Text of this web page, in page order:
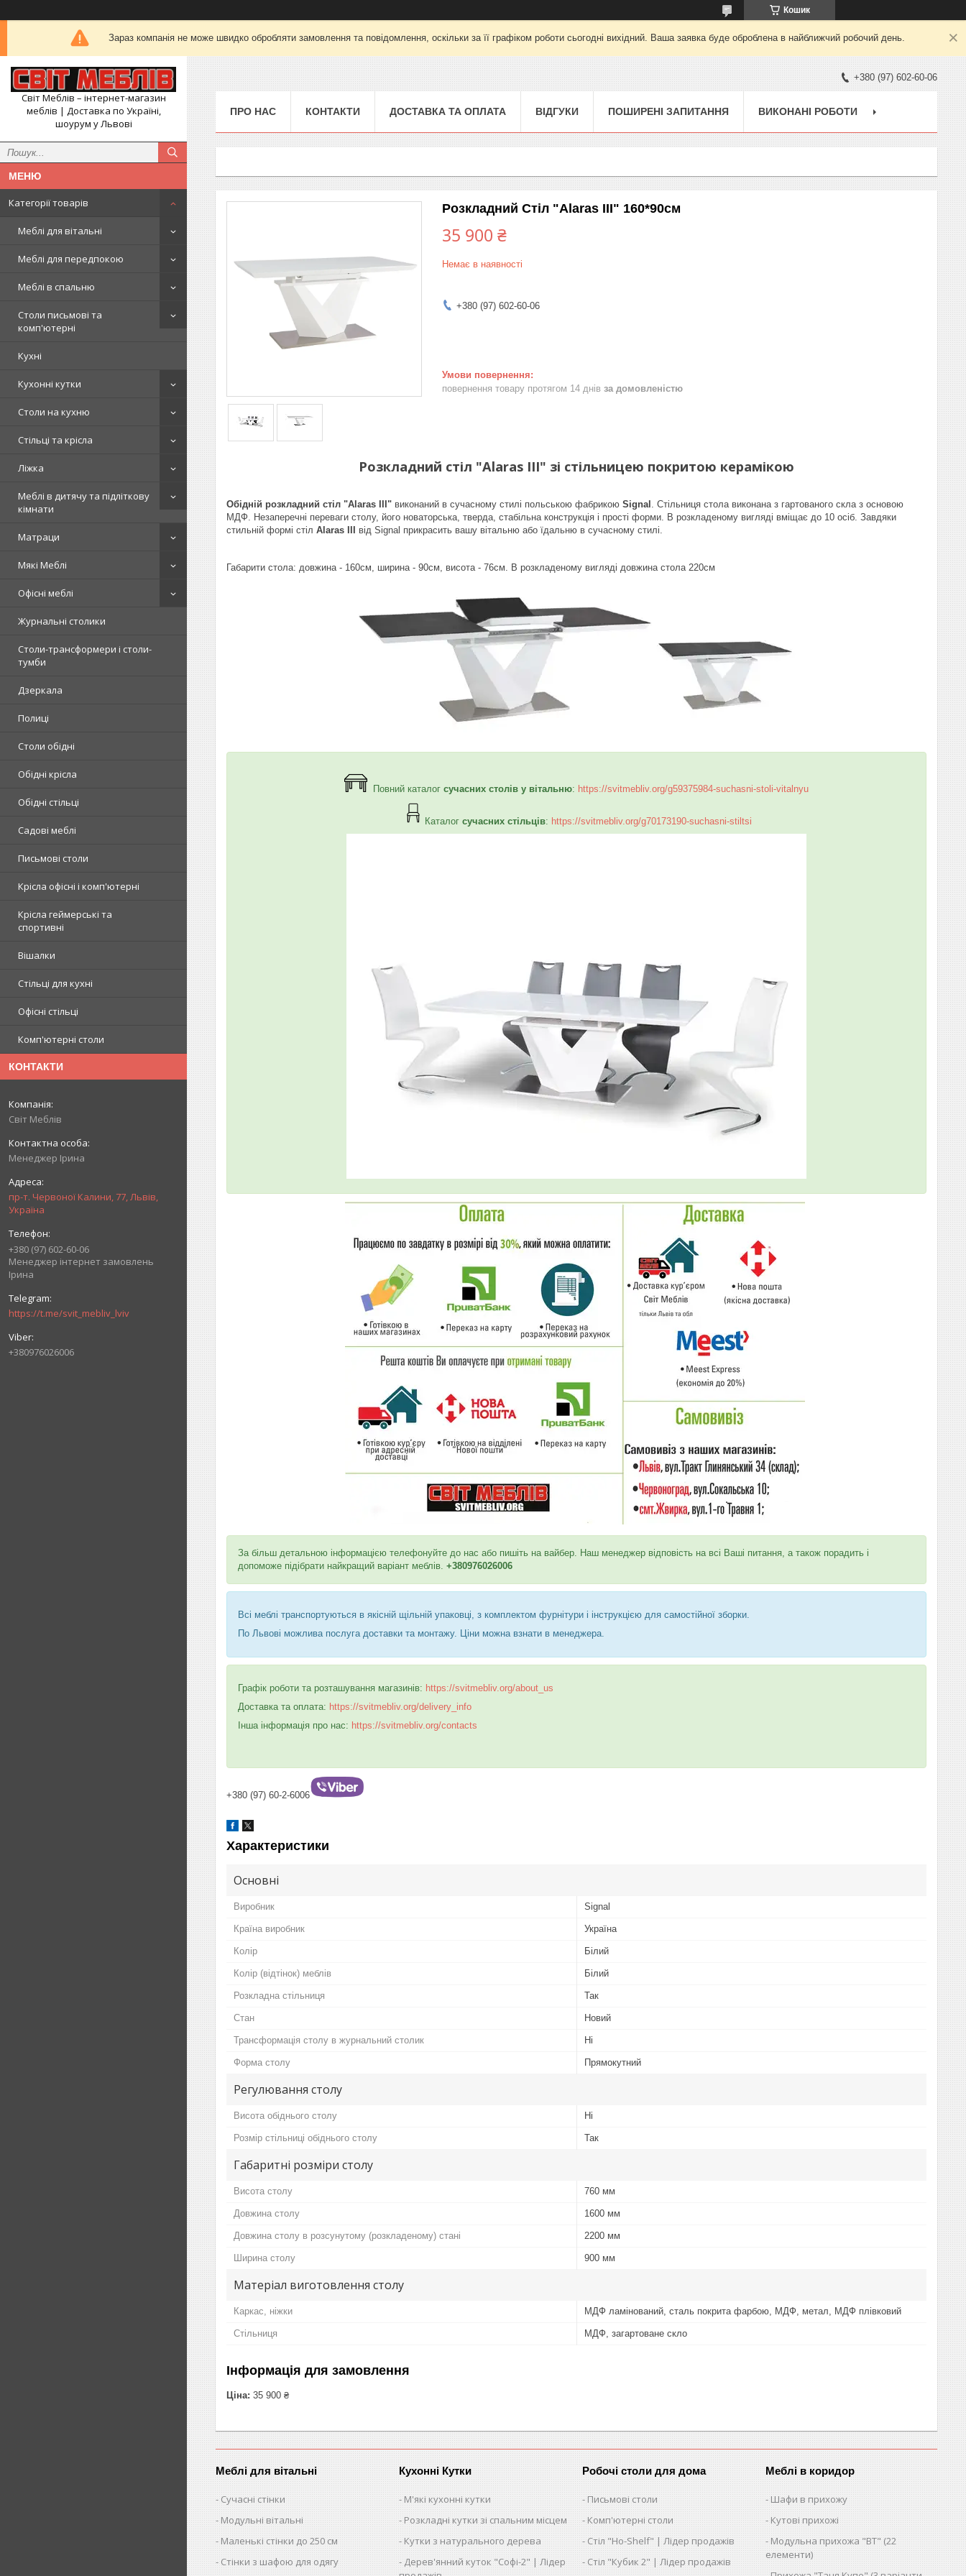
Кошик
Зараз компанія не може швидко обробляти замовлення та повідомлення, оскільки за її графіком роботи сьогодні вихідний. Ваша заявка буде оброблена в найближчий робочий день.
Світ Меблів – інтернет-магазин
меблів | Доставка по Україні,
шоурум у Львові
Категорії товарів
Меблі для вітальні
Меблі для передпокою
Меблі в спальню
Столи письмові та
комп'ютерні
Кухні
Кухонні кутки
Столи на кухню
Стільці та крісла
Ліжка
Меблі в дитячу та підліткову
кімнати
Матраци
Мякі Меблі
Офісні меблі
Журнальні столики
Столи-трансформери і столи-
тумби
Дзеркала
Полиці
Столи обідні
Обідні крісла
Обідні стільці
Садові меблі
Письмові столи
Крісла офісні і комп'ютерні
Крісла геймерські та
спортивні
Вішалки
Стільці для кухні
Офісні стільці
Комп'ютерні столи
КОНТАКТИ
Світ Меблів
Менеджер Ірина
пр-т. Червоної Калини, 77, Львів,
Україна
+380 (97) 602-60-06
Менеджер інтернет замовлень
Ірина
https://t.me/svit_mebliv_lviv
+380976026006
+380 (97) 602-60-06
ПРО НАС КОНТАКТИ ДОСТАВКА ТА ОПЛАТА ВІДГУКИ ПОШИРЕНІ ЗАПИТАННЯ ВИКОНАНІ РОБОТИ
Розкладний Стіл "Alaras III" 160*90см
35 900 ₴
Немає в наявності
+380 (97) 602-60-06
повернення товару протягом 14 днів за домовленістю
Розкладний стіл "Alaras III" зі стільницею покритою керамікою
Обідній розкладний стіл "Alaras III" виконаний в сучасному стилі польською фабрикою Signal
. Стільниця стола виконана з гартованого скла з основою
МДФ. Незаперечні переваги столу, його новаторська, тверда, стабільна конструкція і прості форми. В розкладеному вигляді вміщає до 10 осіб. Завдяки
стильній формі стіл Alaras III від Signal прикрасить вашу вітальню або їдальню в сучасному стилі.
Габарити стола: довжина - 160см, ширина - 90см, висота - 76см. В розкладеному вигляді довжина стола 220см
Повний каталог сучасних столів у вітальню: https://svitmebliv.org/g59375984-suchasni-stoli-vitalnyu
Каталог сучасних стільців: https://svitmebliv.org/g70173190-suchasni-stiltsi
За більш детальною інформацією телефонуйте до нас або пишіть на вайбер. Наш менеджер відповість на всі Ваші питання, а також порадить і
допоможе підібрати найкращий варіант меблів. +380976026006
Всі меблі транспортуються в якісній щільній упаковці, з комплектом фурнітури і інструкцією для самостійної зборки.
По Львові можлива послуга доставки та монтажу. Ціни можна взнати в менеджера.
Графік роботи та розташування магазинів: https://svitmebliv.org/about_us
Доставка та оплата: https://svitmebliv.org/delivery_info
Інша інформація про нас: https://svitmebliv.org/contacts
+380 (97) 60-2-6006
Характеристики
Основні
Виробник Signal
Країна виробник Україна
Колір Білий
Колір (відтінок) меблів Білий
Розкладна стільниця Так
Стан Новий
Трансформація столу в журнальний столик Ні
Форма столу Прямокутний
Регулювання столу
Висота обіднього столу Ні
Розмір стільниці обіднього столу Так
Габаритні розміри столу
Висота столу 760 мм
Довжина столу 1600 мм
Довжина столу в розсунутому (розкладеному) стані 2200 мм
Ширина столу 900 мм
Матеріал виготовлення столу
Каркас, ніжки МДФ ламінований, сталь покрита фарбою, МДФ, метал, МДФ плівковий
Стільниця МДФ, загартоване скло
Інформація для замовлення
Ціна: 35 900 ₴
Меблі для вітальні
Сучасні стінки
Модульні вітальні
Маленькі стінки до 250 см
Стінки з шафою для одягу
Кухонні Кутки
М'які кухонні кутки
Розкладні кутки зі спальним місцем
Кутки з натурального дерева
Дерев'янний куток "Софі-2" | Лідер
Робочі столи для дома
Письмові столи
Комп'ютерні столи
Стіл "Ho-Shelf" | Лідер продажів
Стіл "Кубик 2" | Лідер продажів
Меблі в коридор
Шафи в прихожу
Кутові прихожі
Модульна прихожа "ВТ" (22
елементи)